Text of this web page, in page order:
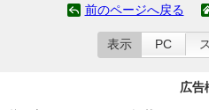
前のページへ戻る
表示 PC
広告